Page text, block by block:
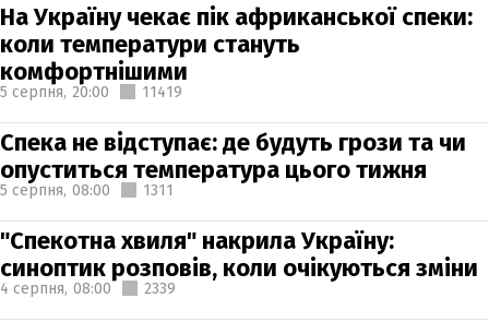
На Україну чекає пік африканської спеки:
коли температури стануть
комфортнішими
5 серпня, 20:00 11419
Спека не відступає: де будуть грози та чи
опуститься температура цього тижня
5 серпня, 08:00 1311
"Спекотна хвиля" накрила Україну:
синоптик розповів, коли очікуються зміни
4 серпня, 08:00 2339